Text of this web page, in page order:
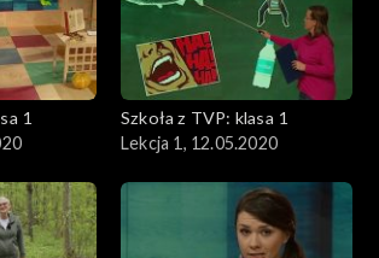
1
Szkoła z TVP: klasa 1
Lekcja 1, 12.05.2020